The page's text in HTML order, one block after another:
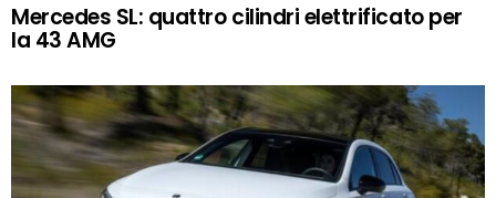
Mercedes SL: quattro cilindri elettrificato per
la 43 AMG